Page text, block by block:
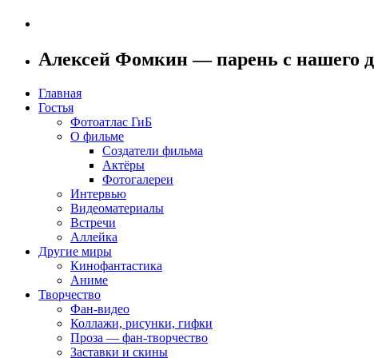
Алексей Фомкин — парень с нашего
Главная
Гостья
Фотоатлас ГиБ
О фильме
Создатели фильма
Актёры
Фотогалереи
Интервью
Видеоматериалы
Встречи
Аллейка
Другие миры
Кинофантастика
Аниме
Творчество
Фан-видео
Коллажи, рисунки, гифки
Проза — фан-творчество
Заставки и скины